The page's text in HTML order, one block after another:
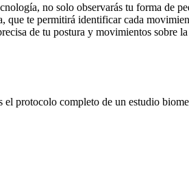
no solo observarás tu forma de
que te permitirá identificar cada
de tu postura y movimientos
el protocolo completo de un estudio